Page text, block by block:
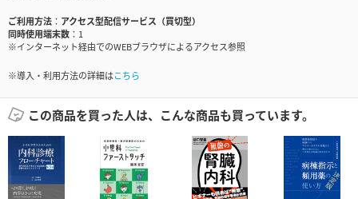
ご利用方法
アクセス型配信サービス（買切型）
同時使用端末数
1
※インターネット経由でのWEBブラウザによるアクセス参照
※導入・利用方法の詳細はこちら
この商品を買った人は、こんな商品も買っています。